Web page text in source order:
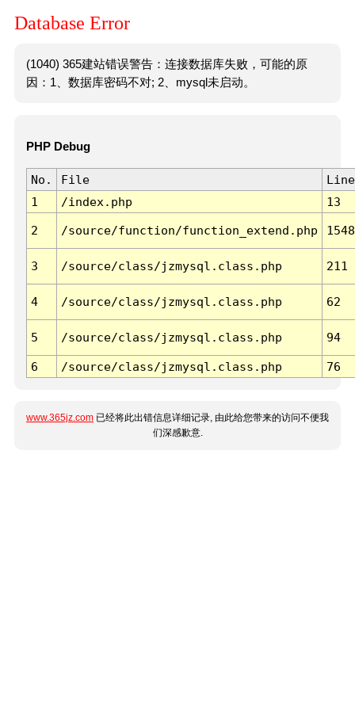
Database Error
(1040) 365建站错误警告：连接数据库失败，可能的原
因：1、数据库密码不对; 2、mysql未启动。
PHP Debug
No. File
Line
1
/index.php 13
2 /source/function/function_extend.php 1548
3 /source/class/jzmysql.class.php 211
4 /source/class/jzmysql.class.php 62
5 /source/class/jzmysql.class.php 94
6 /source/class/jzmysql.class.php 76
www.365jz.com 已经将此出错信息详细记录, 由此给您带来的访问不便我
们深感歉意.